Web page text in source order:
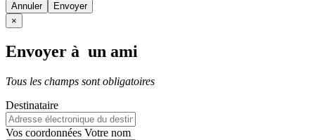
Annuler
×
Envoyer à un ami
Tous les champs sont obligatoires
Destinataire
Vos coordonnées Votre nom